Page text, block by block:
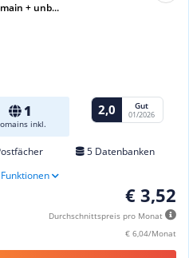
+ unb...
1
inkl.
2,0 Gut
01/2026
5 Datenbanken
€ 3,52
Durchschnittspreis pro Monat
€ 6,04/Monat